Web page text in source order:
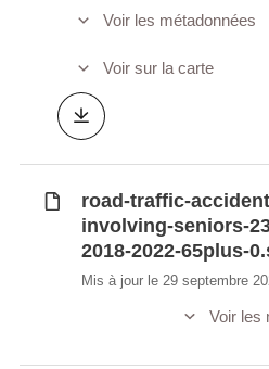
Voir les métadonnées
Voir sur la carte
road-traffic-
involving-seniors-
2018-2022-65plus-
Mis à jour le 29 septembre
Voir les